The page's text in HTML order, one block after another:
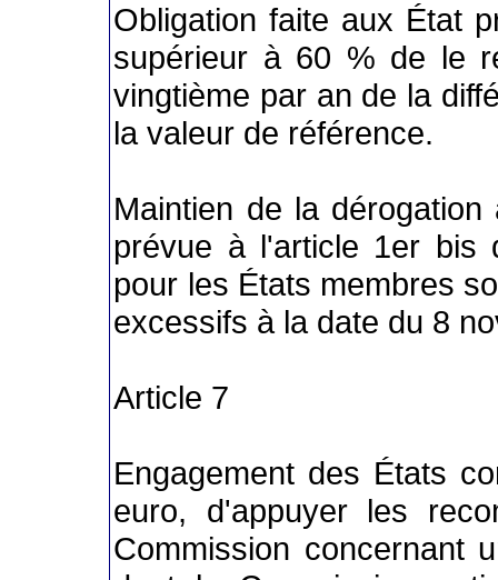
Obligation faite aux État
supérieur à 60 % de le
vingtième par an de la
la valeur de référence.
Maintien de la
prévue à l'article 1er bis
pour les États membres
excessifs à la date du 8
Article 7
Engagement des États
euro, d'appuyer les
Commission concernant